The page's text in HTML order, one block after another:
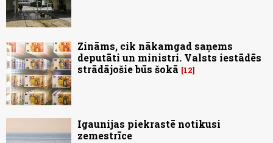
Zināms, cik nākamgad saņems
deputāti un ministri. Valsts iestādēs
strādājošie būs šokā
12
Igaunijas piekrastē notikusi
zemestrīce